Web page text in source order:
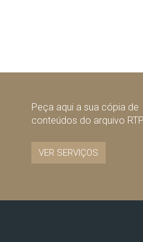
Peça aqui a sua cópia de
conteúdos do arquivo RTP
VER SERVIÇOS